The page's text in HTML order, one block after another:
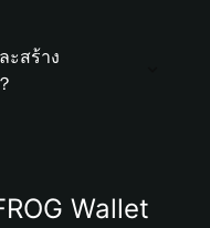
ะสร้าง
Wallet